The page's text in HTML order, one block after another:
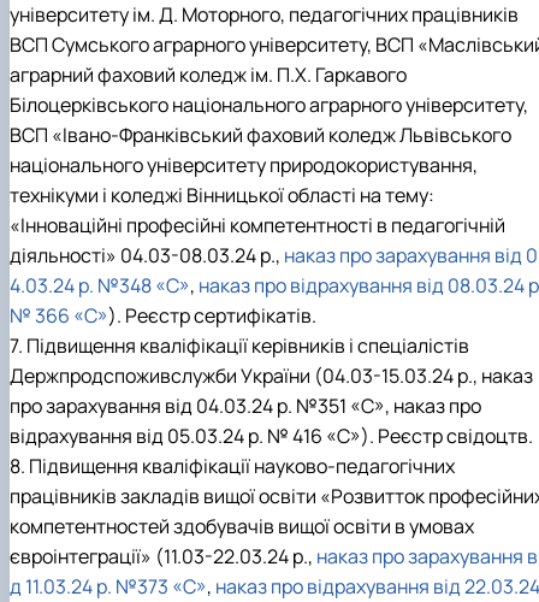
університету ім. Д. Моторного, педагогічних працівників
ВСП Сумського аграрного університету, ВСП
аграрний фаховий коледж ім. П.Х. Гаркавого
Білоцерківського національного аграрного університету,
ВСП «Івано-Франківський фаховий коледж Львівського
національного університету природокористування,
технікуми і коледжі Вінницької області на тему:
«Інноваційні професійні компетентності в педагогічній
діяльності» 04.03-08.03.24 р., наказ про зарахування від 0
4.03.24 р. №348 «С», наказ про відрахування від 08.03.24
№ 366 «С»). Реєстр сертифікатів.
7. Підвищення кваліфікації керівників і спеціалістів
Держпродспоживслужби України (04.03-15.03.24 р., наказ
про зарахування від 04.03.24 р. №351 «С», наказ про
відрахування від 05.03.24 р. № 416 «С»). Реєстр свідоцтв.
8. Підвищення кваліфікації науково-педагогічних
працівників закладів вищої освіти «Розвитток
компетентностей здобувачів вищої освіти в умовах
євроінтеграції» (11.03-22.03.24 р., наказ про зарахування
д 11.03.24 р. №373 «С», наказ про відрахування від 22.03.24